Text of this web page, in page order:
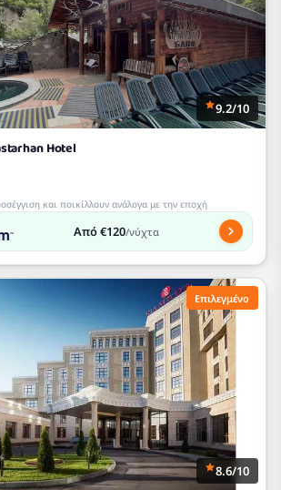
9.2/10
Hotel
και ποικίλλουν ανάλογα με την εποχή
Από €120/νύχτα
Επιλεγμένο
8.6/10